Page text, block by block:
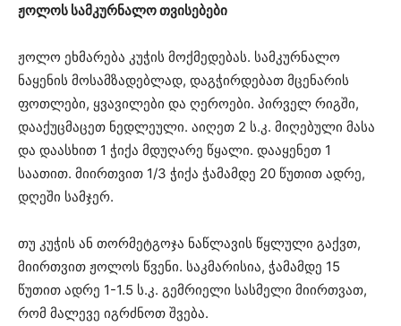
ჟოლოს სამკურნალო თვისებები
ჟოლო ეხმარება კუჭის მოქმედებას. სამკურნალო
ნაყენის მოსამზადებლად, დაგჭირდებათ მცენარის
ფოთლები, ყვავილები და ღეროები. პირველ რიგში,
დააქუცმაცეთ ნედლეული. აიღეთ 2 ს.კ. მიღებული მასა
და დაასხით 1 ჭიქა მდუღარე წყალი. დააყენეთ 1
საათით. მიირთვით 1/3 ჭიქა ჭამამდე 20 წუთით ადრე,
დღეში სამჯერ.
თუ კუჭის ან თორმეტგოჯა ნაწლავის წყლული გაქვთ,
მიირთვით ჟოლოს წვენი. საკმარისია, ჭამამდე 15
წუთით ადრე 1-1.5 ს.კ. გემრიელი სასმელი მიირთვათ,
რომ მალევე იგრძნოთ შვება.